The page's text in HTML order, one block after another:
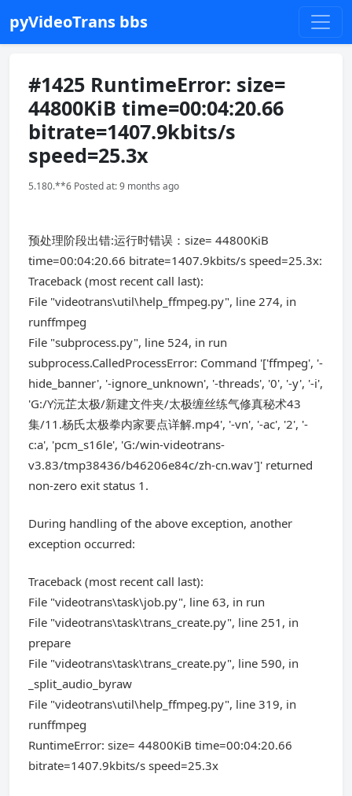
pyVideoTrans bbs
#1425 RuntimeError: size=
44800KiB time=00:04:20.66
bitrate=1407.9kbits/s
speed=25.3x
5.180.**6 Posted at: 9 months ago
预处理阶段出错:运行时错误：size= 44800KiB
time=00:04:20.66 bitrate=1407.9kbits/s speed=25.3x:
Traceback (most recent call last):
File "videotrans\util\help_ffmpeg.py", line 274, in
runffmpeg
File "subprocess.py", line 524, in run
subprocess.CalledProcessError: Command '['ffmpeg', '-
hide_banner', '-ignore_unknown', '-threads', '0', '-y', '-i',
'G:/Y沅芷太极/新建文件夹/太极缠丝练气修真秘术43
集/11.杨氏太极拳内家要点详解.mp4', '-vn', '-ac', '2', '-
c:a', 'pcm_s16le', 'G:/win-videotrans-
v3.83/tmp38436/b46206e84c/zh-cn.wav']' returned
non-zero exit status 1.
During handling of the above exception, another
exception occurred:
Traceback (most recent call last):
File "videotrans\task\job.py", line 63, in run
File "videotrans\task\trans_create.py", line 251, in
prepare
File "videotrans\task\trans_create.py", line 590, in
_split_audio_byraw
File "videotrans\util\help_ffmpeg.py", line 319, in
runffmpeg
RuntimeError: size= 44800KiB time=00:04:20.66
bitrate=1407.9kbits/s speed=25.3x